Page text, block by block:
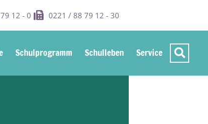
12 - 0 0221 / 88 79 12 - 30
Schulprogramm Schulleben Service